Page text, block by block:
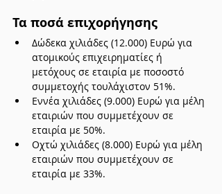
Τα ποσά επιχορήγησης
Δώδεκα χιλιάδες (12.000) Ευρώ για
ατοµικούς επιχειρηµατίες ή
μετόχους σε εταιρία µε ποσοστό
συµµετοχής τουλάχιστον 51%.
Εννέα χιλιάδες (9.000) Ευρώ για μέλη
εταιριών που συµµετέχουν σε
εταιρία με 50%.
Οχτώ χιλιάδες (8.000) Ευρώ για μέλη
εταιριών που συµµετέχουν σε
εταιρία με 33%.